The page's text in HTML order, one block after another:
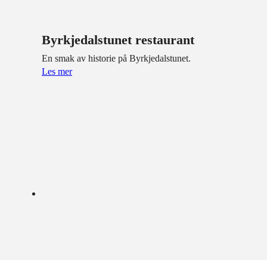
Byrkjedalstunet restaurant
En smak av historie på Byrkjedalstunet.
Les mer